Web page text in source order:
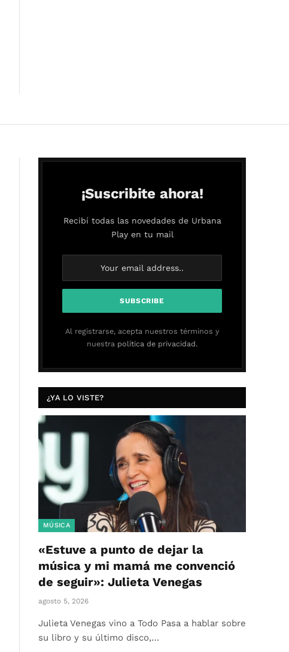
¡Suscribite ahora!
Recibí todas las novedades de Urbana
Play en tu mail
Al registrarse, acepta nuestros términos y
nuestra política de privacidad.
¿YA LO VISTE?
MÚSICA
«Estuve a punto de dejar la
música y mi mamá me convenció
de seguir»: Julieta Venegas
agosto 5, 2026
Julieta Venegas vino a Todo Pasa a hablar sobre
su libro y su último disco,…